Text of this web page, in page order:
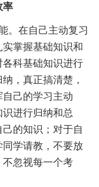
率
在自己主动复习
掌握基础知识和
科基础知识进行
，真正搞清楚，
己的学习主动
进行归纳和总
的知识；对于自
学请教，不要放
忽视每一个考